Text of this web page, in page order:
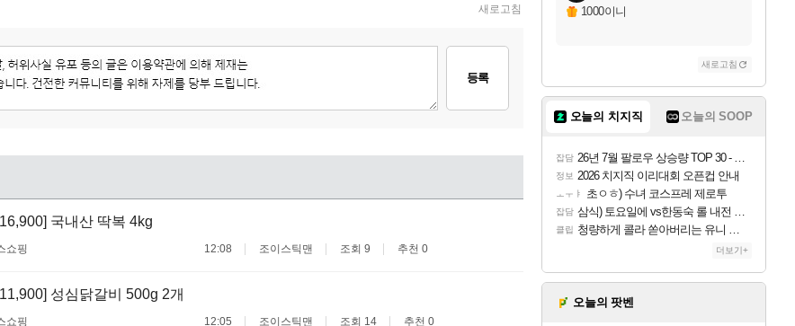
새로고침
등록
국내산 딱복 4kg
쇼핑 12:08 조이스틱맨 조회 9 추천 0
성심닭갈비 500g 2개
쇼핑 12:05 조이스틱맨 조회 14 추천 0
1000이니
새로고침
오늘의 치지직 오늘의 SOOP
잡담 26년 7월 팔로우 상승량 TOP 30 - 월간 치지직
정보 2026 치지직 이리대회 오픈컵 안내
ㅗㅜㅑ 초ㅇㅎ) 수녀 코스프레 제로투
잡담 삼식) 토요일에 vs한동숙 롤 내전 예정
클립 청량하게 콜라 쏟아버리는 유니 ㅋㅋㅋ
더보기+
오늘의 팟벤